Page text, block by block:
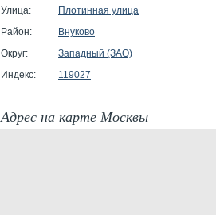
Улица:
Плотинная улица
Район:
Внуково
Округ:
Западный (ЗАО)
Индекс:
119027
Адрес на карте Москвы